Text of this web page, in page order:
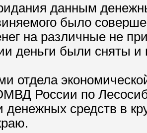
данным
было
на различные не
деньги были сняты
отдела
России по
денежных средств в